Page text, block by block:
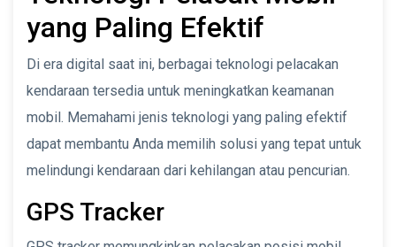
yang Paling Efektif
Di era digital saat ini, berbagai teknologi pelacakan
kendaraan tersedia untuk meningkatkan keamanan
mobil. Memahami jenis teknologi yang paling efektif
dapat membantu Anda memilih solusi yang tepat untuk
melindungi kendaraan dari kehilangan atau pencurian.
GPS Tracker